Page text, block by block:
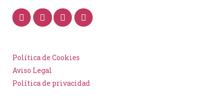
Política de Cookies
Aviso Legal
Política de privacidad